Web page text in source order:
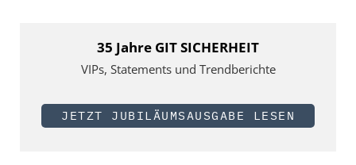
35 Jahre GIT SICHERHEIT
VIPs, Statements und Trendberichte
JETZT JUBILÄUMSAUSGABE LESEN